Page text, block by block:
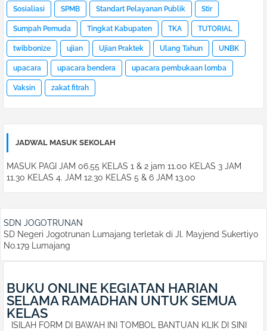
Sosialiasi SPMB Standart Pelayanan Publik Stir
Sumpah Pemuda Tingkat Kabupaten TKA TUTORIAL
twibbonize ujian Ujian Praktek Ulang Tahun UNBK
upacara upacara bendera upacara pembukaan lomba
Vaksin zakat fitrah
JADWAL MASUK SEKOLAH
MASUK PAGI JAM 06.55 KELAS 1 & 2 jam 11.00 KELAS 3 JAM
11.30 KELAS 4. JAM 12.30 KELAS 5 & 6 JAM 13.00
SDN JOGOTRUNAN
SD Negeri Jogotrunan Lumajang terletak di Jl. Mayjend Sukertiyo
No.179 Lumajang
BUKU ONLINE KEGIATAN HARIAN
SELAMA RAMADHAN UNTUK SEMUA
KELAS
ISILAH FORM DI BAWAH INI TOMBOL BANTUAN KLIK DI SINI